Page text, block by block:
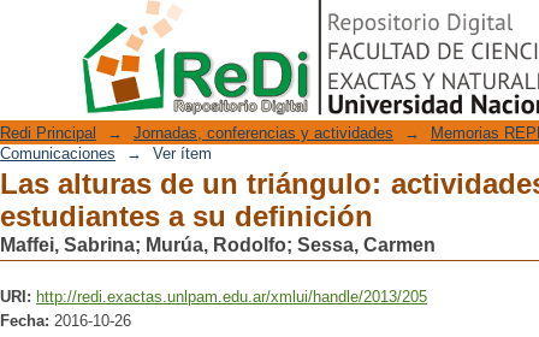
Las alturas de un triángulo:
definición
Repositorio Digital
Redi Principal → Jornadas, conferencias y actividades →
Memorias
Comunicaciones
→ Ver ítem
Las alturas de un triángulo:
estudiantes a su definición
Maffei, Sabrina; Murúa, Rodolfo; Sessa, Carmen
URI: http://redi.exactas.unlpam.edu.ar/xmlui/handle/2013/205
Fecha: 2016-10-26